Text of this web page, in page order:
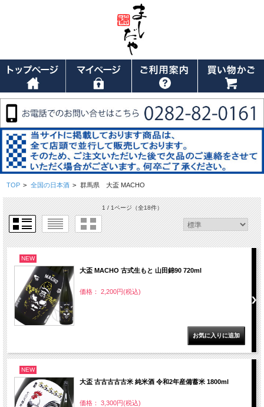
TOP > 全国の日本酒 > 群馬県 大盃 MACHO
1 / 1ページ（全18件）
NEW
大盃 MACHO 古式生もと 山田錦90 720ml
価格： 2,200円(税込)
NEW
大盃 古古古古古米 純米酒 令和2年産備蓄米 1800ml
価格： 3,300円(税込)